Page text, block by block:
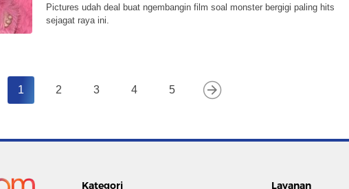
Pictures udah deal buat ngembangin film soal monster bergigi paling hits
sejagat raya ini.
1 2 3 4 5
Kategori Layanan